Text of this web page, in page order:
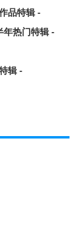
品特辑 -
年热门特辑 -
辑 -